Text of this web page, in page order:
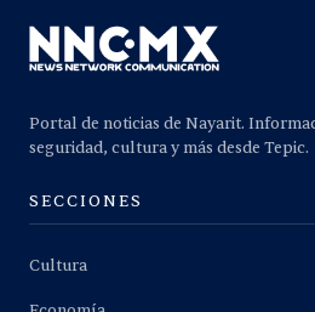
Portal de noticias de Nayarit.
seguridad, cultura y más desde Tepic.
SECCIONES
Cultura